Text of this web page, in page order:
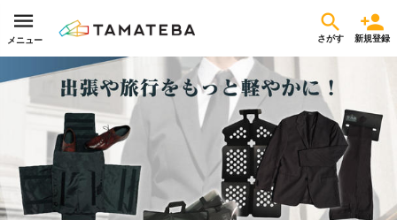
メニュー さがす 新規登録